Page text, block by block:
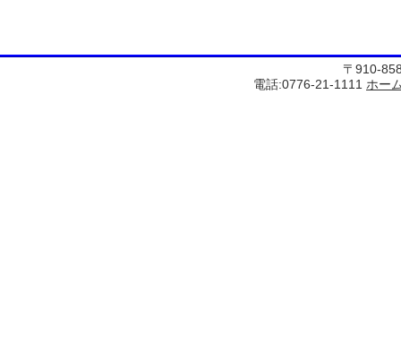
〒910-
電話:0776-21-1111 ホー